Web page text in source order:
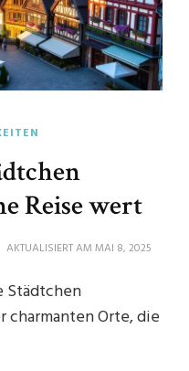
Reise wert
AKTUALISIERT AM MAI 8, 2025
Städtchen
charmanten Orte, die